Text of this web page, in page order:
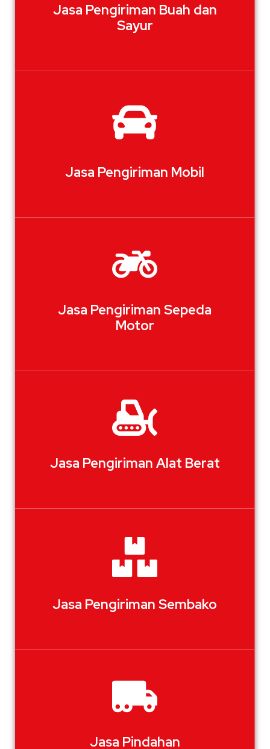
Jasa Pengiriman Buah dan
Sayur
Jasa Pengiriman Mobil
Jasa Pengiriman Sepeda
Motor
Jasa Pengiriman Alat Berat
Jasa Pengiriman Sembako
Jasa Pindahan